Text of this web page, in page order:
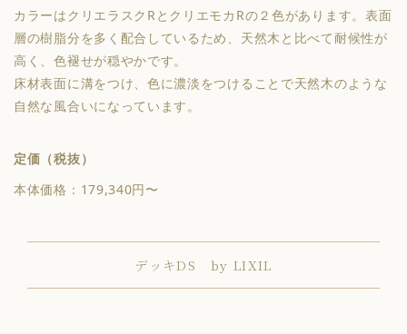
カラーはクリエラスクRとクリエモカRの２色があります。表面
層の樹脂分を多く配合しているため、天然木と比べて耐候性が
高く、色褪せが穏やかです。
床材表面に溝をつけ、色に濃淡をつけることで天然木のような
自然な風合いになっています。
定価（税抜）
本体価格：179,340円〜
デッキDS by LIXIL